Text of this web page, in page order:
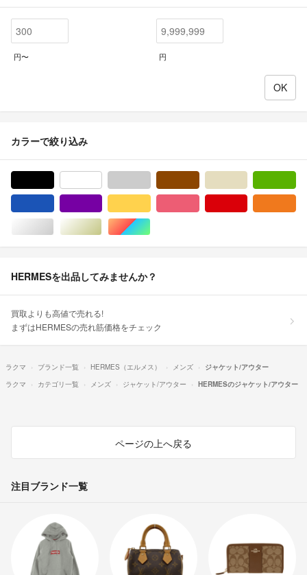
円〜 円
カラーで絞り込み
シルバー/銀色系ゴールド/金色系マルチカラー
HERMESを出品してみませんか？
買取よりも高値で売れる!
まずはHERMESの売れ筋価格をチェック
ラクマ ブランド一覧 HERMES（エルメス） メンズ
ジャケット/アウター
ラクマ
カテゴリ一覧 メンズ ジャケット/アウター HERMESのジャケット/アウター
ページの上へ戻る
注目ブランド一覧